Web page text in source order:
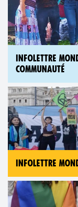
INFOLETTRE
COMMUNAUTÉ
INFOLETTRE